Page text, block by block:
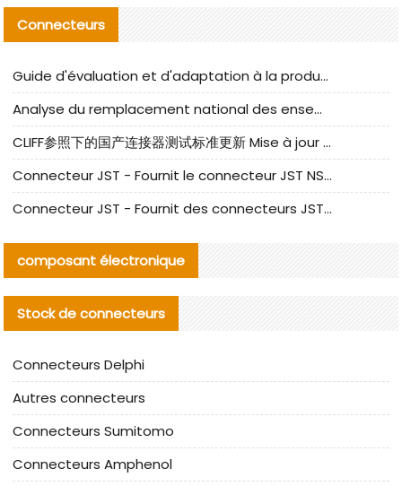
Connecteurs
Guide d'évaluation et d'adaptation à la production des composants de câbles nationaux CNC Tech
Analyse du remplacement national des ensembles de câbles à fréquence élevée I-PEX
CLIFF参照下的国产连接器测试标准更新 Mise à jour des normes de test des connecteurs nationaux sous la référence CLIFF
Connecteur JST - Fournit le connecteur JST NSHR-02V-S original | Équivalent
Connecteur JST - Fournit des connecteurs JST GHR-09V-S authentiques et des produits de remplacement|
composant électronique
Stock de connecteurs
Connecteurs Delphi
Autres connecteurs
Connecteurs Sumitomo
Connecteurs Amphenol